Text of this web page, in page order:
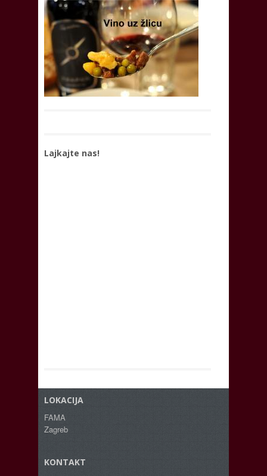
Lajkajte nas!
LOKACIJA
FAMA
Zagreb
KONTAKT